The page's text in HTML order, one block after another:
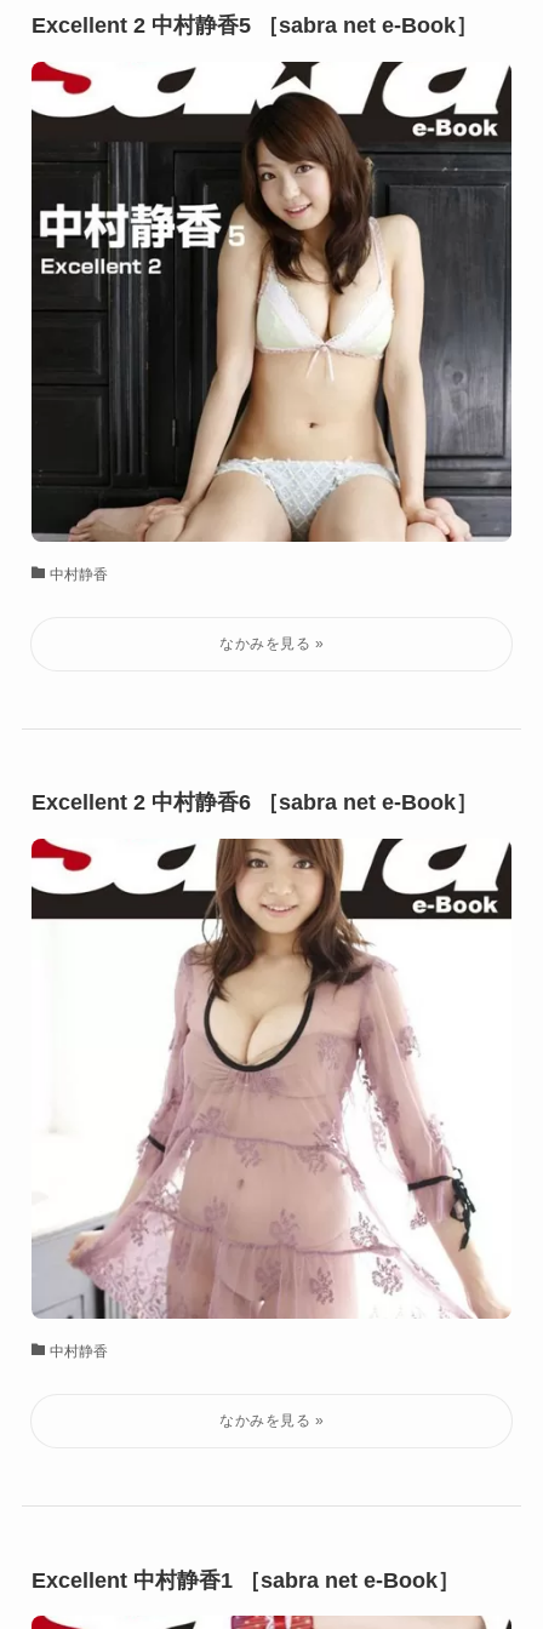
Excellent 2 中村静香5 ［sabra net e-Book］
中村静香
Excellent 2 中村静香6 ［sabra net e-Book］
中村静香
Excellent 中村静香1 ［sabra net e-Book］